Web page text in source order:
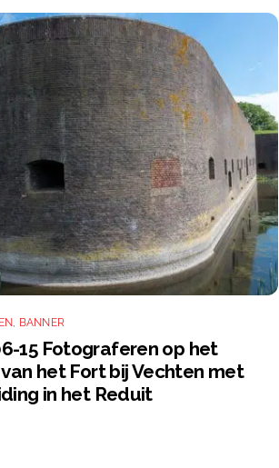
, BANNER
15 Fotograferen op het
het Fort bij Vechten met
in het Reduit